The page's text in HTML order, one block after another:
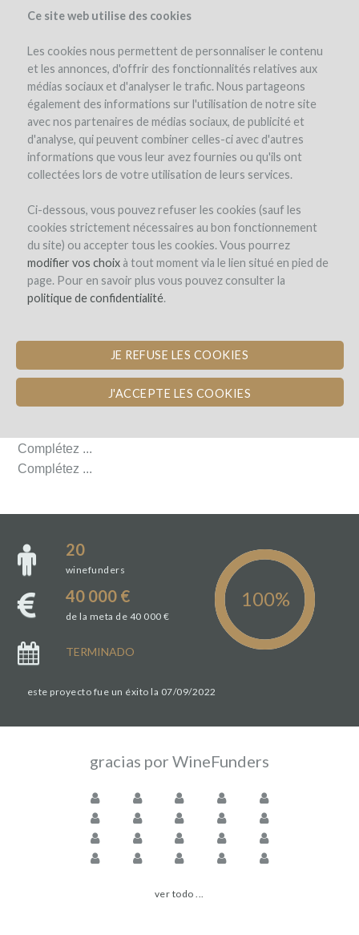
Ce site web utilise des cookies
Les cookies nous permettent de personnaliser le contenu
et les annonces, d'offrir des fonctionnalités relatives aux
médias sociaux et d'analyser le trafic. Nous partageons
également des informations sur l'utilisation de notre site
avec nos partenaires de médias sociaux, de publicité et
d'analyse, qui peuvent combiner celles-ci avec d'autres
informations que vous leur avez fournies ou qu'ils ont
collectées lors de votre utilisation de leurs services.
Ci-dessous, vous pouvez refuser les cookies (sauf les
cookies strictement nécessaires au bon fonctionnement
du site) ou accepter tous les cookies. Vous pourrez
modifier vos choixà tout moment via le lien situé en pied de
page. Pour en savoir plus vous pouvez consulter la
politique de confidentialité.
JE REFUSE LES COOKIES
J'ACCEPTE LES COOKIES
el proyecto
Domaine Baudon
RÉIMPLANTATION DE CÉPAGES
BLANCS SUR LE TERROIR DE
MONTAGNE SAINT-ÉMILION
DÉTAILS DU PROJET
Complétez ...
Complétez ...
20
winefunders
40 000 €
de la meta de 40 000 €
TERMINADO
este proyecto fue un éxito la 07/09/2022
gracias por WineFunders
ver todo ...